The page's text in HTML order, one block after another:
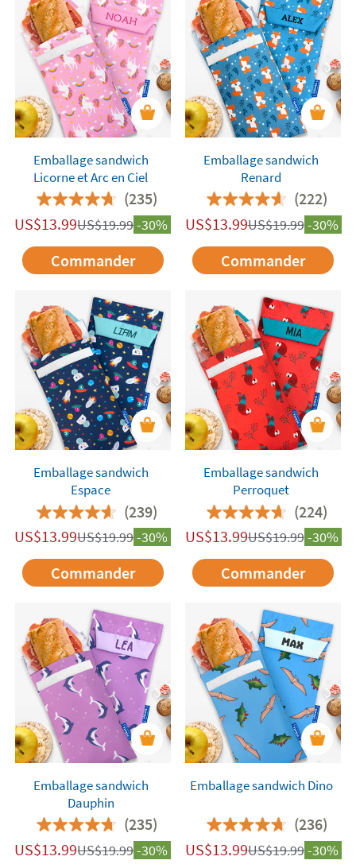
Emballage sandwich
Licorne et Arc en Ciel
(235)
US$13.99US$19.99-30%
Commander
Emballage sandwich
Renard
(222)
US$13.99US$19.99-30%
Commander
Emballage sandwich
Espace
(239)
US$13.99US$19.99-30%
Commander
Emballage sandwich
Perroquet
(224)
US$13.99US$19.99-30%
Commander
Emballage sandwich
Dauphin
(235)
US$13.99US$19.99-30%
Emballage sandwich Dino
(236)
US$13.99US$19.99-30%